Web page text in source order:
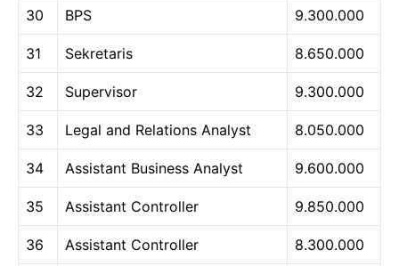
30 BPS 9.300.000
31 Sekretaris 8.650.000
32 Supervisor 9.300.000
33 Legal and Relations Analyst 8.050.000
34 Assistant Business Analyst 9.600.000
35 Assistant Controller 9.850.000
36 Assistant Controller 8.300.000